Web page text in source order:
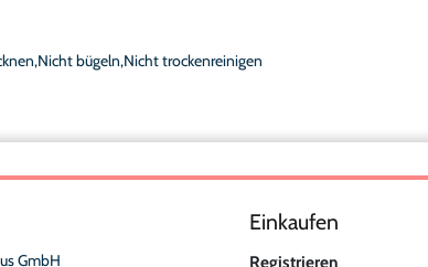
bügeln,Nicht trockenreinigen
GmbH
Einkaufen
Registrieren